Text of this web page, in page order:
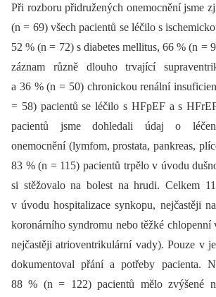
Při rozboru přidružených onemocnění jsme
(n = 69) všech pacientů se léčilo s
52 % (n = 72) s diabetes mellitus, 66 % (n =
záznam různě dlouho trvající
a 36 % (n = 50) chronickou renální
= 58) pacientů se léčilo s HFpEF a s
pacientů jsme dohledali údaj o
onemocnění (lymfom, prostata, pankreas,
83 % (n = 115) pacientů trpělo v úvodu
si stěžovalo na bolest na hrudi. Celkem
v úvodu hospitalizace synkopu, nejčastěji
koronárního syndromu nebo těžké
nejčastěji atrioventrikulární vady). Pouze v
dokumentoval přání a potřeby pacienta.
88 % (n = 122) pacientů mělo zvýšené